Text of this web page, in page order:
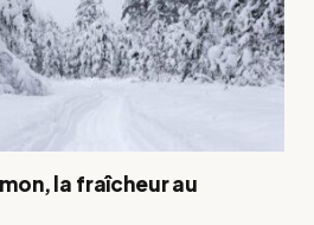
la fraîcheur au